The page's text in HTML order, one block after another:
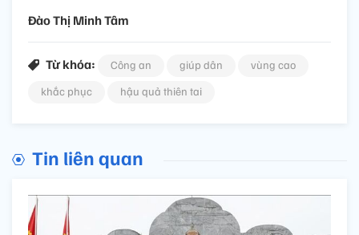
Đào Thị Minh Tâm
Từ khóa: Công an giúp dân
vùng cao
khắc phục
hậu quả thiên tai
Tin liên quan